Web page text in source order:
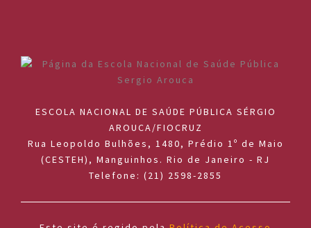
ESCOLA NACIONAL DE SAÚDE PÚBLICA SÉRGIO
AROUCA/FIOCRUZ
Rua Leopoldo Bulhões, 1480, Prédio 1º de Maio
(CESTEH), Manguinhos. Rio de Janeiro - RJ
Telefone: (21) 2598-2855